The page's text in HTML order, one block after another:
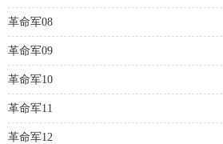
革命军08
革命军09
革命军10
革命军11
革命军12